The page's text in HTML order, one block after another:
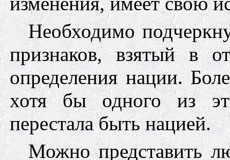
Необходимо
признаков, взятый в
определения нации.
хотя бы одного из
перестала быть нацией.
Можно представить